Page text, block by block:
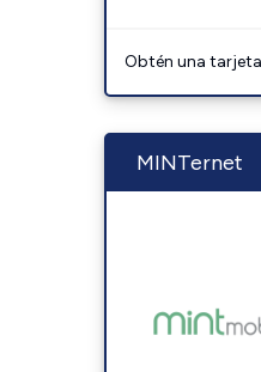
Obtén una
MINTernet